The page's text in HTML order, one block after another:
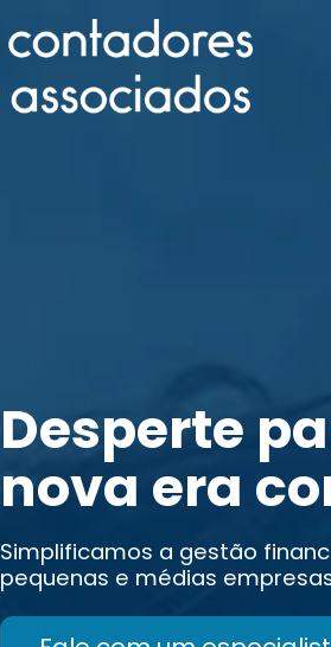
Desperte
nova era
Simplificamos a gestão
pequenas e médias